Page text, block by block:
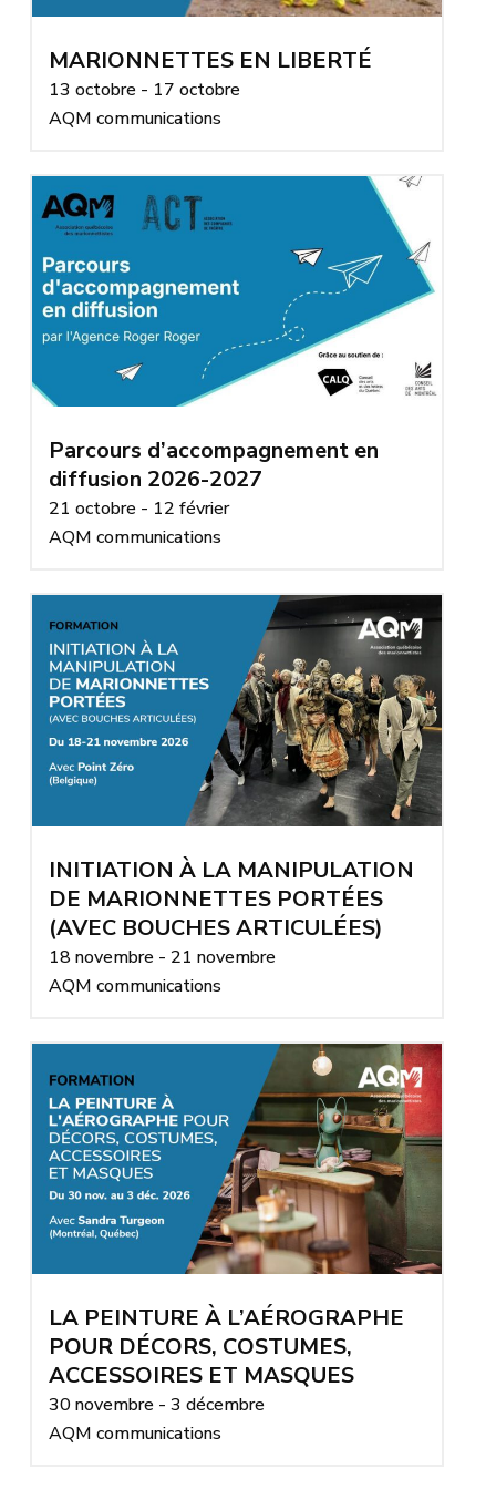
MARIONNETTES EN LIBERTÉ
13 octobre - 17 octobre
AQM communications
Parcours d’accompagnement en
diffusion 2026-2027
21 octobre - 12 février
AQM communications
INITIATION À LA MANIPULATION
DE MARIONNETTES PORTÉES
(AVEC BOUCHES ARTICULÉES)
18 novembre - 21 novembre
AQM communications
LA PEINTURE À L’AÉROGRAPHE
POUR DÉCORS, COSTUMES,
ACCESSOIRES ET MASQUES
30 novembre - 3 décembre
AQM communications